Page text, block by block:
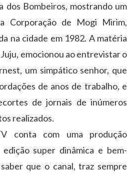
dos Bombeiros, mostrando um
Corporação de Mogi Mirim,
na cidade em 1982. A matéria
emocionou ao entrevistar o
um simpático senhor, que
de anos de trabalho, e
de jornais de inúmeros
realizados.
conta com uma produção
super dinâmica e bem-
que o canal, traz sempre